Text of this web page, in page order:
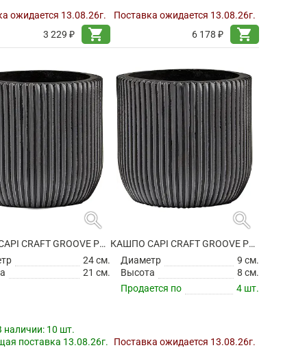
ожидается 13.08.26г.
3 229 ₽
shopping_cart
Поставка ожидается 13.08.26г.
6 178 ₽
shopping_cart
search
КАШПО CAPI CRAFT GROOVE PLANTER BALL BLACK
24 см.
21 см.
наличии: 10 шт.
поставка 13.08.26г.
search
КАШПО CAPI CRAFT GROOVE PLANTER BALL BLACK
Диаметр
9 см.
Высота
8 см.
Продается по
4 шт.
Поставка ожидается 13.08.26г.